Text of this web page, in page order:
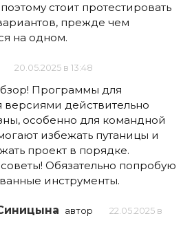
стоит протестировать
прежде чем
на одном.
20.05.2025 в 13:48
Программы для
версиями действительно
особенно для командной
избежать путаницы и
проект в порядке.
Обязательно попробую
инструменты.
автор
22.05.2025 в